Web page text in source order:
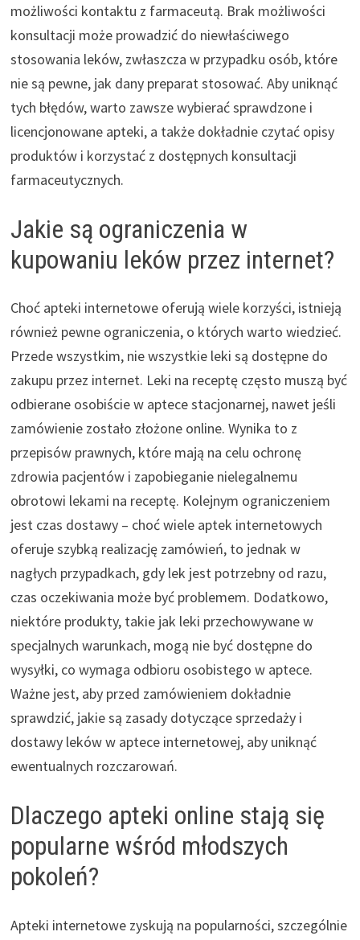
możliwości kontaktu z farmaceutą. Brak możliwości
konsultacji może prowadzić do niewłaściwego
stosowania leków, zwłaszcza w przypadku osób, które
nie są pewne, jak dany preparat stosować. Aby uniknąć
tych błędów, warto zawsze wybierać sprawdzone i
licencjonowane apteki, a także dokładnie czytać opisy
produktów i korzystać z dostępnych konsultacji
farmaceutycznych.
Jakie są ograniczenia w
kupowaniu leków przez internet?
Choć apteki internetowe oferują wiele korzyści, istnieją
również pewne ograniczenia, o których warto wiedzieć.
Przede wszystkim, nie wszystkie leki są dostępne do
zakupu przez internet. Leki na receptę często muszą być
odbierane osobiście w aptece stacjonarnej, nawet jeśli
zamówienie zostało złożone online. Wynika to z
przepisów prawnych, które mają na celu ochronę
zdrowia pacjentów i zapobieganie nielegalnemu
obrotowi lekami na receptę. Kolejnym ograniczeniem
jest czas dostawy – choć wiele aptek internetowych
oferuje szybką realizację zamówień, to jednak w
nagłych przypadkach, gdy lek jest potrzebny od razu,
czas oczekiwania może być problemem. Dodatkowo,
niektóre produkty, takie jak leki przechowywane w
specjalnych warunkach, mogą nie być dostępne do
wysyłki, co wymaga odbioru osobistego w aptece.
Ważne jest, aby przed zamówieniem dokładnie
sprawdzić, jakie są zasady dotyczące sprzedaży i
dostawy leków w aptece internetowej, aby uniknąć
ewentualnych rozczarowań.
Dlaczego apteki online stają się
popularne wśród młodszych
pokoleń?
Apteki internetowe zyskują na popularności, szczególnie